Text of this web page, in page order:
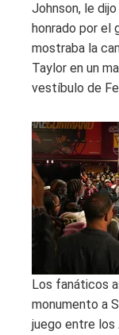
Johnson, le
honrado por el
mostraba la
Taylor en un
vestíbulo de
Los fanáticos
monumento a
juego entre los